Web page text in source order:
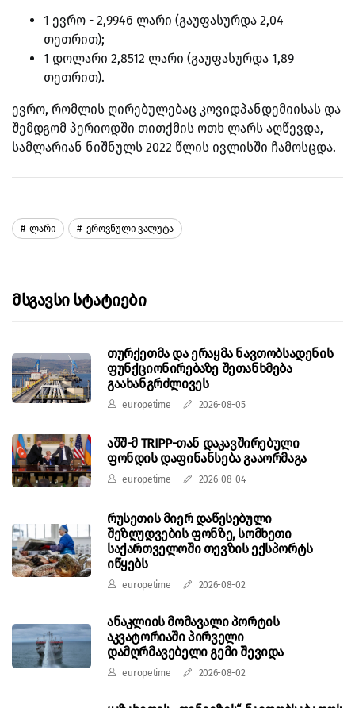
1 ევრო - 2,9946 ლარი (გაუფასურდა 2,04
თეთრით);
1 დოლარი 2,8512 ლარი (გაუფასურდა 1,89
თეთრით).
ევრო, რომლის ღირებულებაც კოვიდპანდემიისას და
შემდგომ პერიოდში თითქმის ოთხ ლარს აღწევდა,
სამლარიან ნიშნულს 2022 წლის ივლისში ჩამოსცდა.
Ლარი Ეროვნული Ვალუტა
Მსგავსი Სტატიები
თურქეთმა და ერაყმა ნავთობსადენის
ფუნქციონირებაზე შეთანხმება
გაახანგრძლივეს
europetime 2026-08-05
აშშ-მ TRIPP-თან დაკავშირებული
ფონდის დაფინანსება გააორმაგა
europetime 2026-08-04
რუსეთის მიერ დაწესებული
შეზღუდვების ფონზე, სომხეთი
საქართველოში თევზის ექსპორტს
იწყებს
europetime 2026-08-02
ანაკლიის მომავალი პორტის
აკვატორიაში პირველი
დამღრმავებელი გემი შევიდა
europetime 2026-08-02